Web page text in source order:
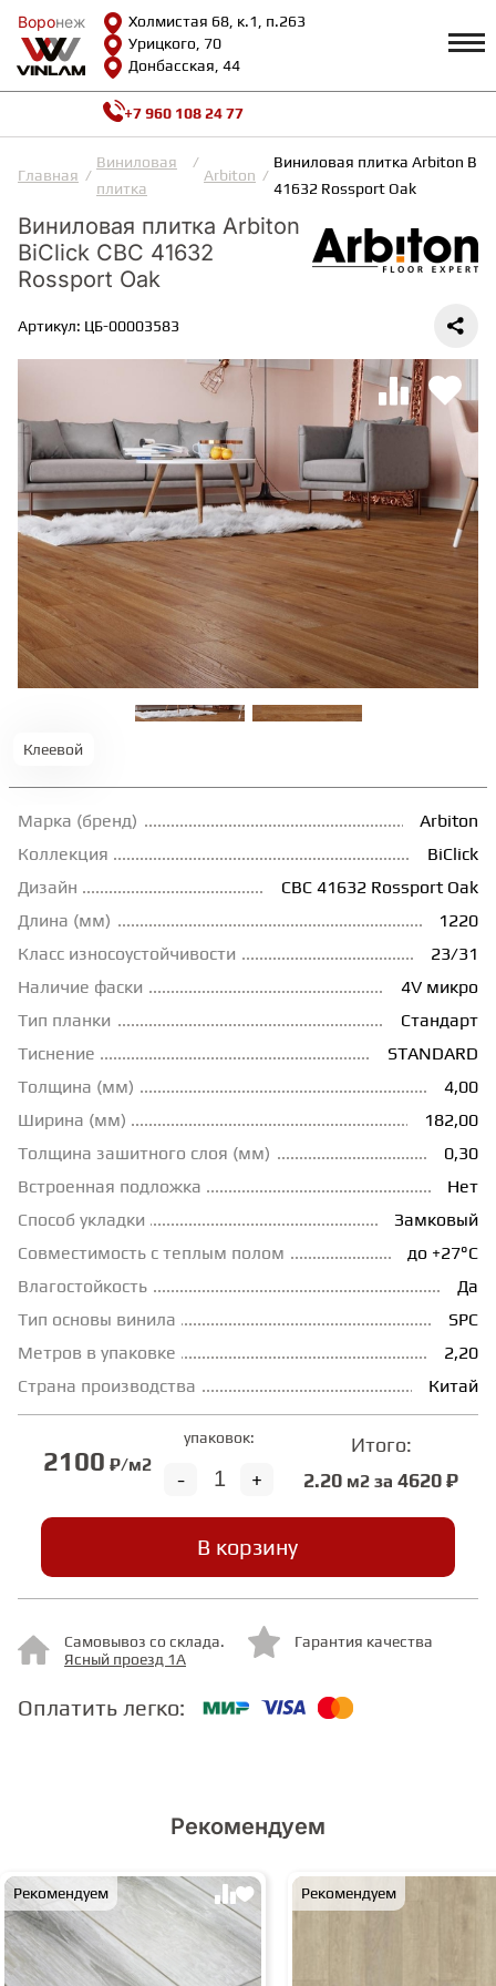
Воронеж
Холмистая 68, к.1, п.263
Урицкого, 70
Донбасская, 44
Воронеж
КАТАЛОГ Профиль
Возврат и гарантии
Сотрудничество
Вопросы и ответы
Видеообзоры
Полезная информация
Как выбрать
Калькулятор
ВИНИЛОВАЯ ПЛИТКА
ИНЖЕНЕРНАЯ ДОСКА
ПАРКЕТНАЯ ДОСКА
ТЕРРАСНАЯ ДОСКА
КОВРОВАЯ ПЛИТКА
МОДУЛЬНЫЕ ПВХ
ПЛИНТУС
КЛЕЙ
НАЛИВНОЙ ПОЛ
ТЕРМОПАРКЕТ
ЭКОМАССИВ
МАССИВНАЯ ДОСКА
ИСКУССТВЕННАЯ ТРАВА
ИНЖЕНЕРНЫЙ МОДУЛЬ
СТУПЕНИ
ЛАМИНАТ MSPC
+7 960 108 24 77
Главная
Виниловая
плитка
Arbiton
Виниловая плитка Arbiton
41632 Rossport Oak
Виниловая плитка Arbiton
BiClick CBC 41632
Rossport Oak
Артикул: ЦБ-00003583
Клеевой
Марка (бренд)
Arbiton
Коллекция
BiClick
Дизайн
CBC 41632 Rossport Oak
Длина (мм)
1220
Класс износоустойчивости
23/31
Наличие фаски
4V микро
Тип планки
Стандарт
Тиснение
STANDARD
Толщина (мм)
4,00
Ширина (мм)
182,00
Толщина зашитного слоя (мм)
0,30
Встроенная подложка
Нет
Способ укладки
Замковый
Совместимость с теплым полом
до +27°С
Влагостойкость
Да
Тип основы винила
SPC
Метров в упаковке
2,20
Страна производства
Китай
2100 ₽/м2
упаковок:
+
-
Итого:
2.20 м2 за4620 ₽
В корзину
Самовывоз со склада.
Ясный проезд 1А
Гарантия качества
Оплатить легко:
Рекомендуем
Рекомендуем Рекомендуем